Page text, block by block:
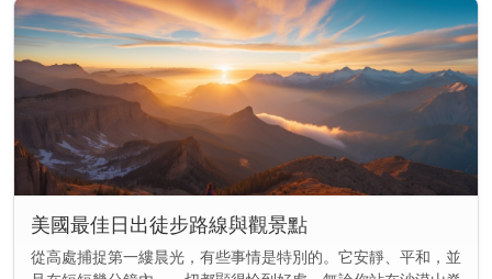
美國最佳日出徒步路線與觀景點
從高處捕捉第一縷晨光，有些事情是特別的。它安靜、平和，並